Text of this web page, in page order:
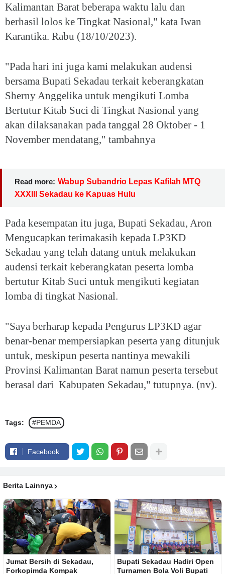
Kalimantan Barat beberapa waktu lalu dan
berhasil lolos ke Tingkat Nasional," kata Iwan
Karantika. Rabu (18/10/2023).
"Pada hari ini juga kami melakukan audensi
bersama Bupati Sekadau terkait keberangkatan
Sherny Anggelika untuk mengikuti Lomba
Bertutur Kitab Suci di Tingkat Nasional yang
akan dilaksanakan pada tanggal 28 Oktober - 1
November mendatang," tambahnya
Read more: Wabup Subandrio Lepas Kafilah MTQ
XXXIII Sekadau ke Kapuas Hulu
Pada kesempatan itu juga, Bupati Sekadau, Aron
Mengucapkan terimakasih kepada LP3KD
Sekadau yang telah datang untuk melakukan
audensi terkait keberangkatan peserta lomba
bertutur Kitab Suci untuk mengikuti kegiatan
lomba di tingkat Nasional.
"Saya berharap kepada Pengurus LP3KD agar
benar-benar mempersiapkan peserta yang ditunjuk
untuk, meskipun peserta nantinya mewakili
Provinsi Kalimantan Barat namun peserta tersebut
berasal dari Kabupaten Sekadau," tutupnya. (nv).
Tags: #PEMDA
Facebook
Berita Lainnya
Jumat Bersih di Sekadau,
Forkopimda Kompak
Bupati Sekadau Hadiri Open
Turnamen Bola Voli Bupati